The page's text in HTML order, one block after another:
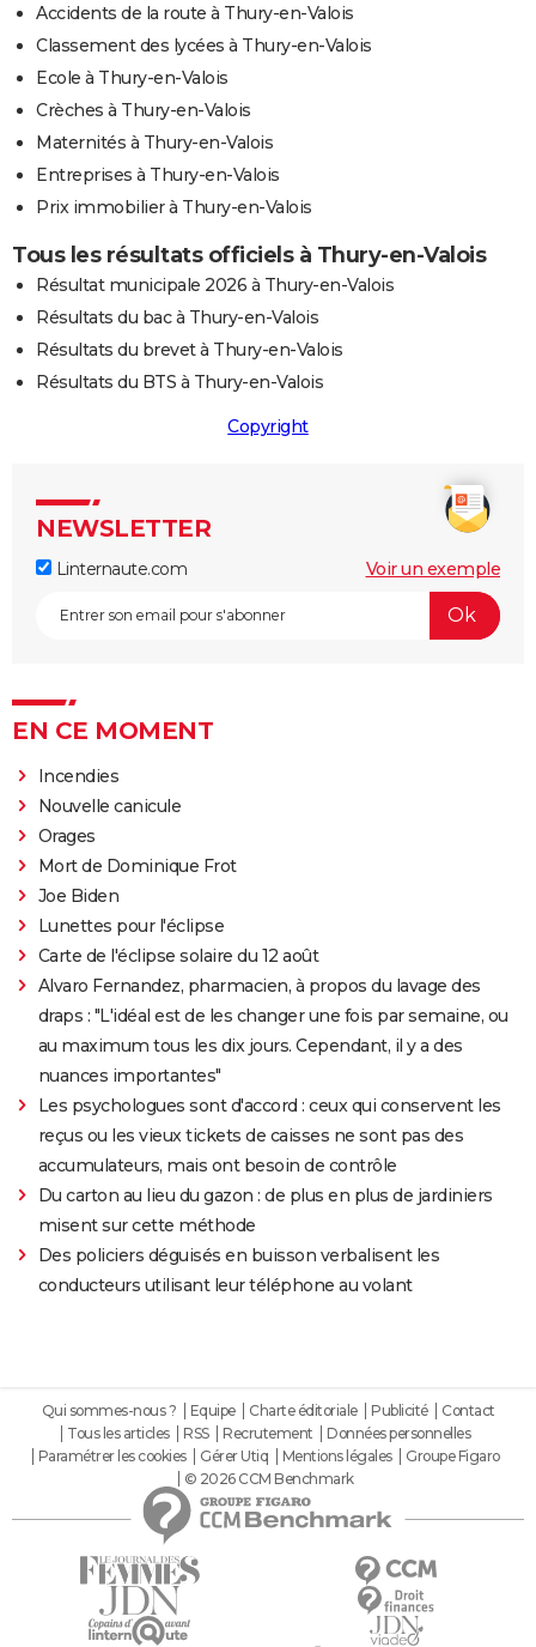
Accidents de la route à Thury-en-Valois
Classement des lycées à Thury-en-Valois
Ecole à Thury-en-Valois
Crèches à Thury-en-Valois
Maternités à Thury-en-Valois
Entreprises à Thury-en-Valois
Prix immobilier à Thury-en-Valois
Tous les résultats officiels à Thury-en-Valois
Résultat municipale 2026 à Thury-en-Valois
Résultats du bac à Thury-en-Valois
Résultats du brevet à Thury-en-Valois
Résultats du BTS à Thury-en-Valois
Copyright
NEWSLETTER
Linternaute.com Voir un exemple
EN CE MOMENT
Incendies
Nouvelle canicule
Orages
Mort de Dominique Frot
Joe Biden
Lunettes pour l'éclipse
Carte de l'éclipse solaire du 12 août
Alvaro Fernandez, pharmacien, à propos du lavage des
draps : "L'idéal est de les changer une fois par semaine, ou
au maximum tous les dix jours. Cependant, il y a des
nuances importantes"
Les psychologues sont d'accord : ceux qui conservent les
reçus ou les vieux tickets de caisses ne sont pas des
accumulateurs, mais ont besoin de contrôle
Du carton au lieu du gazon : de plus en plus de jardiniers
misent sur cette méthode
Des policiers déguisés en buisson verbalisent les
conducteurs utilisant leur téléphone au volant
Qui sommes-nous ? Equipe Charte éditoriale Publicité
Contact
Tous les articles
RSS Recrutement
Données personnelles
Paramétrer les cookies
Gérer Utiq Mentions légales
Groupe Figaro
© 2026 CCM Benchmark